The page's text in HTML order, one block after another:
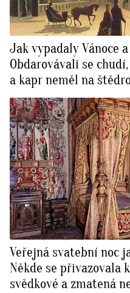
Jak vypadaly Vánoce
Obdarovávali se
a kapr neměl na
Veřejná svatební noc
Někde se přivazovala
svědkové a zmatená